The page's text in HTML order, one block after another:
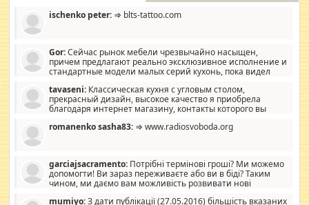
ischenko peter: ⇒ blts-tattoo.com
Gor:Сейчас рынок мебели чрезвычайно насыщен,
причем предлагают реально эксклюзивное исполнение и
стандартные модели малых серий кухонь, пока видел
стандартные формы, в MebelOk, креативненько и что главное -
со вкусом все в порядке, без ненужных наворотов удорожающих
мебель, а это не последний фактор.
tavaseni: Классическая кухня с угловым столом,
прекрасный дизайн, высокое качество я приобрела
благодаря интернет магазину, контакты которого вы
romanenko sasha83: ⇒ www.radiosvoboda.org
garciajsacramento: Потрібні термінові гроші? Ми можемо
допомогти! Ви зараз переживаєте або ви в біді? Таким
чином, ми даємо вам можливість розвивати нові
допомагати людям, які намагаються дати їм шанс. Кожен
mumiyo:З дати публікації (27.05.2016) більшість вказаних